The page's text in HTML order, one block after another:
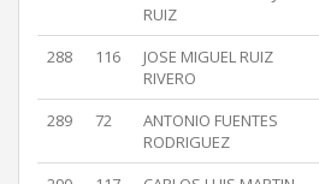
RUIZ
288 116
JOSE MIGUEL RUIZ
RIVERO
289 72
ANTONIO FUENTES
RODRIGUEZ